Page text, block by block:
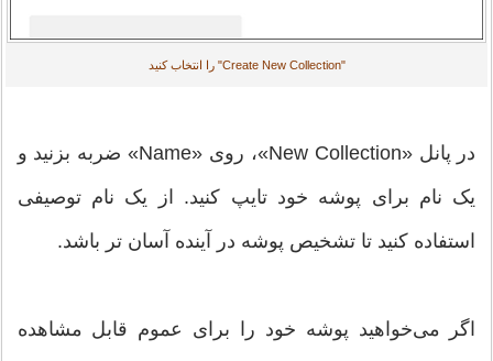
"Create New Collection" را انتخاب کنید
در پانل «New Collection»، روی «Name» ضربه بزنید و
یک نام برای پوشه خود تایپ کنید. از یک نام توصیفی
استفاده کنید تا تشخیص پوشه در آینده آسان تر باشد.
اگر می‌خواهید پوشه خود را برای عموم قابل مشاهده